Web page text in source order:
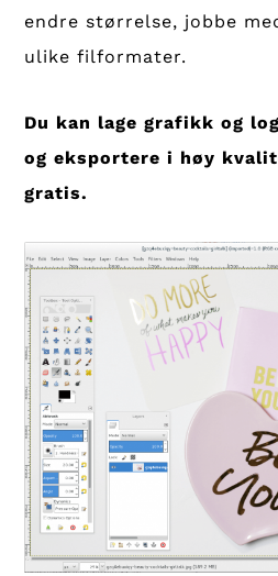
endre størrelse, jobbe
ulike filformater.
Du kan lage grafikk og
og eksportere i høy
gratis.